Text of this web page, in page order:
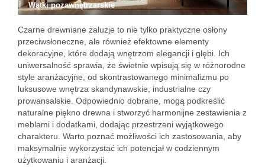
Wątki pozawnętrzarskie
Czarne drewniane żaluzje to nie tylko praktyczne osłony
przeciwsłoneczne, ale również efektowne elementy
dekoracyjne, które dodają wnętrzom elegancji i głębi. Ich
uniwersalność sprawia, że świetnie wpisują się w różnorodne
style aranżacyjne, od skontrastowanego minimalizmu po
luksusowe wnętrza skandynawskie, industrialne czy
prowansalskie. Odpowiednio dobrane, mogą podkreślić
naturalne piękno drewna i stworzyć harmonijne zestawienia z
meblami i dodatkami, dodając przestrzeni wyjątkowego
charakteru. Warto poznać możliwości ich zastosowania, aby
maksymalnie wykorzystać ich potencjał w codziennym
użytkowaniu i aranżacji.